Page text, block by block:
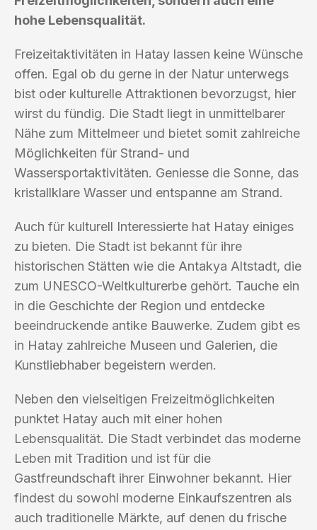
hohe Lebensqualität.
Freizeitaktivitäten in Hatay lassen keine Wünsche
offen. Egal ob du gerne in der Natur unterwegs
bist oder kulturelle Attraktionen bevorzugst, hier
wirst du fündig. Die Stadt liegt in unmittelbarer
Nähe zum Mittelmeer und bietet somit zahlreiche
Möglichkeiten für Strand- und
Wassersportaktivitäten. Geniesse die Sonne, das
kristallklare Wasser und entspanne am Strand.
Auch für kulturell Interessierte hat Hatay einiges
zu bieten. Die Stadt ist bekannt für ihre
historischen Stätten wie die Antakya Altstadt, die
zum UNESCO-Weltkulturerbe gehört. Tauche ein
in die Geschichte der Region und entdecke
beeindruckende antike Bauwerke. Zudem gibt es
in Hatay zahlreiche Museen und Galerien, die
Kunstliebhaber begeistern werden.
Neben den vielseitigen Freizeitmöglichkeiten
punktet Hatay auch mit einer hohen
Lebensqualität. Die Stadt verbindet das moderne
Leben mit Tradition und ist für die
Gastfreundschaft ihrer Einwohner bekannt. Hier
findest du sowohl moderne Einkaufszentren als
auch traditionelle Märkte, auf denen du frische